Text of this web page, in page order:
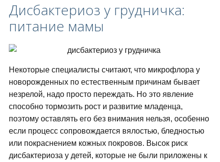
Дисбактериоз у грудничка:
питание мамы
Некоторые специалисты считают, что микрофлора у
новорожденных по естественным причинам бывает
незрелой, надо просто переждать. Но это явление
способно тормозить рост и развитие младенца,
поэтому оставлять его без внимания нельзя, особенно
если процесс сопровождается вялостью, бледностью
или покраснением кожных покровов. Высок риск
дисбактериоза у детей, которые не были приложены к